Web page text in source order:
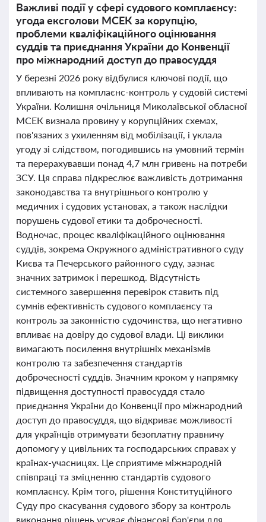
Важливі події у сфері судового комплаєнсу:
угода ексголови МСЕК за корупцію,
проблеми кваліфікаційного оцінювання
суддів та приєднання України до Конвенції
про міжнародний доступ до правосуддя
У березні 2026 року відбулися ключові події, що
впливають на комплаєнс-контроль у судовій системі
України. Колишня очільниця Миколаївської обласної
МСЕК визнала провину у корупційних схемах,
пов'язаних з ухиленням від мобілізації, і уклала
угоду зі слідством, погодившись на умовний термін
та перерахувавши понад 4,7 млн гривень на потреби
ЗСУ. Ця справа підкреслює важливість дотримання
законодавства та внутрішнього контролю у
медичних і судових установах, а також наслідки
порушень судової етики та доброчесності.
Водночас, процес кваліфікаційного оцінювання
суддів, зокрема Окружного адміністративного суду
Києва та Печерського районного суду, зазнає
значних затримок і перешкод. Відсутність
системного завершення перевірок ставить під
сумнів ефективність судового комплаєнсу та
контроль за законністю судочинства, що негативно
впливає на довіру до судової влади. Ці виклики
вимагають посилення внутрішніх механізмів
контролю та забезпечення стандартів
доброчесності суддів. Значним кроком у напрямку
підвищення доступності правосуддя стало
приєднання України до Конвенції про міжнародний
доступ до правосуддя, що відкриває можливості
для українців отримувати безоплатну правничу
допомогу у цивільних та господарських справах у
країнах-учасницях. Це сприятиме міжнародній
співпраці та зміцненню стандартів судового
комплаєнсу. Крім того, рішення Конституційного
Суду про скасування судового збору за контроль
виконання рішень усуває фінансові бар'єри для